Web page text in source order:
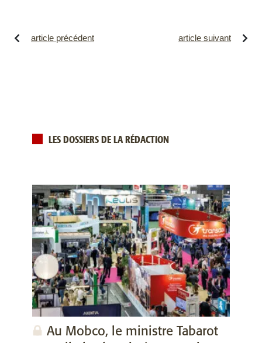
article précédent article suivant
LES DOSSIERS DE LA RÉDACTION
Au Mobco, le ministre Tabarot